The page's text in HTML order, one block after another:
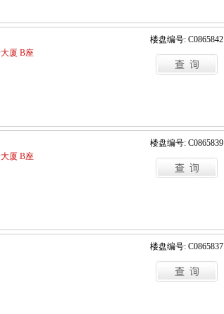
楼盘编号: C0865842
大厦 B座
楼盘编号: C0865839
大厦 B座
楼盘编号: C0865837